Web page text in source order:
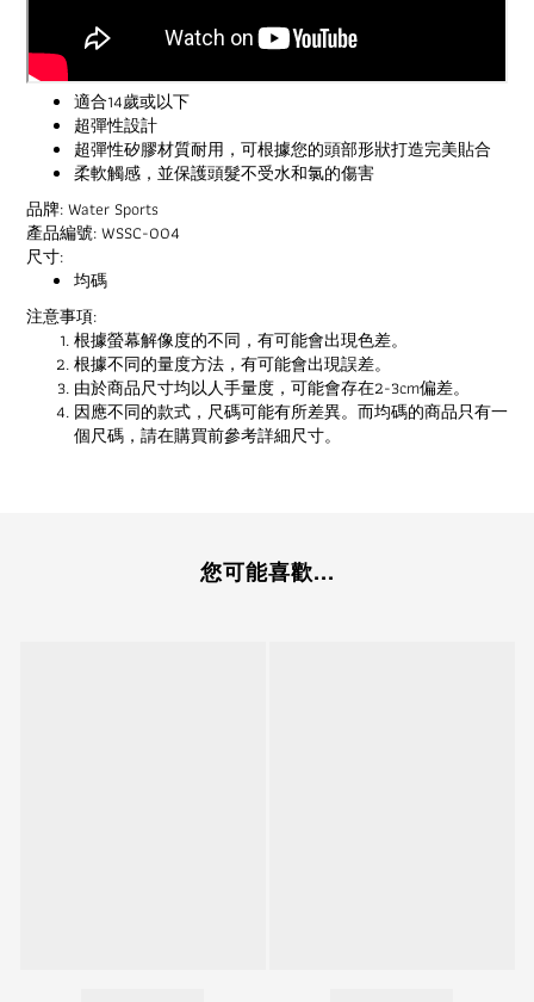
適合14歲或以下
超彈性設計
超彈性矽膠材質耐用，可根據您的頭部形狀打造完美貼合
柔軟觸感，並保護頭髮不受水和氯的傷害
品牌: Water Sports
產品編號: WSSC-004
尺寸:
均碼
注意事項:
根據螢幕解像度的不同，有可能會出現色差。
根據不同的量度方法，有可能會出現誤差。
由於商品尺寸均以人手量度，可能會存在2-3cm偏差。
因應不同的款式，尺碼可能有所差異。而均碼的商品只有一
個尺碼，請在購買前參考詳細尺寸。
您可能喜歡...